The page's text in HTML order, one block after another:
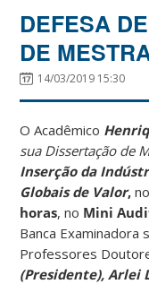
DEFESA
DE
14/03/2019 15:30
O Acadêmico
sua Dissertação de
Inserção da
Globais de Valor,
horas, no Mini
Banca Examinadora
Professores
(Presidente), Arlei